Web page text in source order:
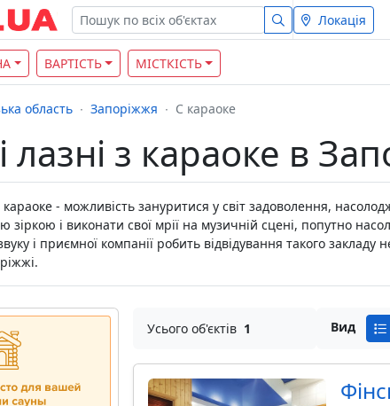
Локація
ВАРТІСТЬ МІСТКІСТЬ
область Запоріжжя С караоке
лазні з караоке в
караоке - можливість зануритися у світ задоволення,
зіркою і виконати свої мрії на музичній сцені, попутно
і приємної компанії робить відвідування такого
Усього об'єктів 1 Вид